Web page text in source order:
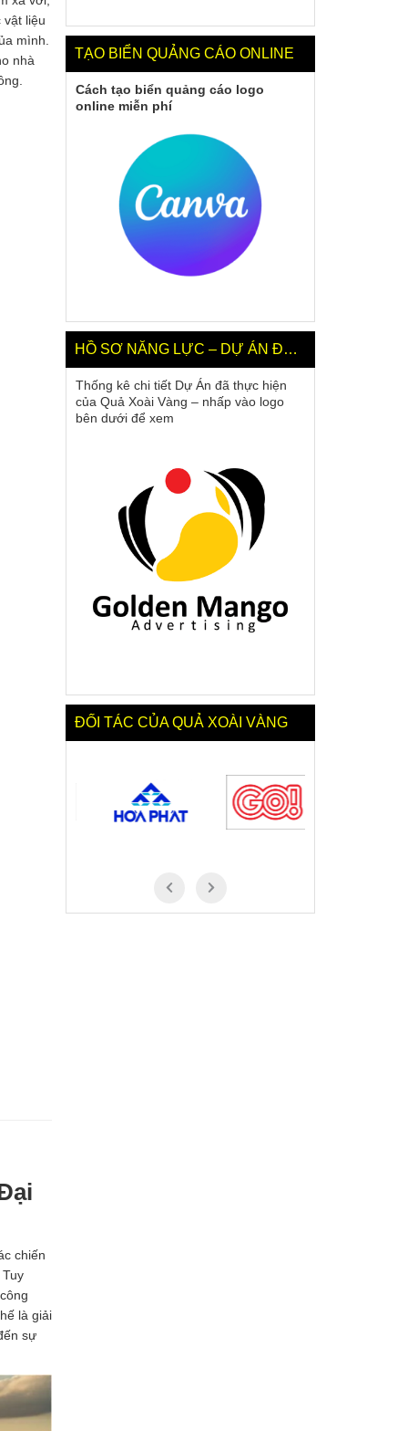
liệu
mình.
nhà
chiến
là giải
sự
TẠO BIỂN QUẢNG CÁO ONLINE
Cách tạo biển quảng cáo logo
online miễn phí
HỒ SƠ NĂNG LỰC – DỰ ÁN ĐÃ LÀM
Thống kê chi tiết Dự Án đã thực hiện
của Quả Xoài Vàng – nhấp vào logo
bên dưới để xem
ĐỐI TÁC CỦA QUẢ XOÀI VÀNG